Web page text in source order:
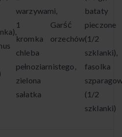
warzywami,
1
kromka
chleba
pełnoziarnistego,
zielona
sałatka
Garść
orzechów
bataty
pieczone
(1/2
szklanki),
fasolka
(1/2
szklanki)